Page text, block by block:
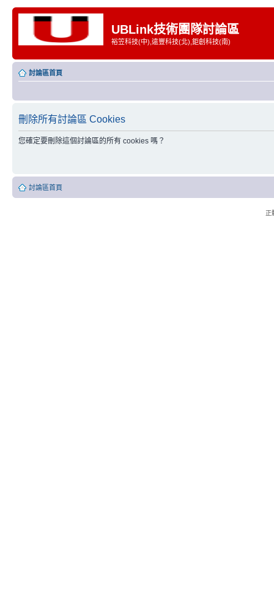
UBLink技術團隊討論區
裕笠科技(中),遠豐科技(北),鉅創科技(南)
討論區首頁
刪除所有討論區 Cookies
您確定要刪除這個討論區的所有 cookies 嗎？
討論區首頁
正